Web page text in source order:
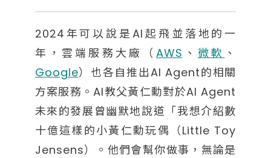
2024年可以說是AI起飛並落地的一
年，雲端服務大廠（ AWS 、 微軟 、
Google）也各自推出AI Agent的相關
方案服務。AI教父黃仁勳對於AI Agent
未來的發展曾幽默地說道「我想介紹數
十億這樣的小黃仁勳玩偶（Little Toy
Jensens）。他們會幫你做事，無論是